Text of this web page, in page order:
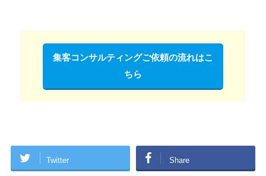
集客コンサルティングご依頼の流れはこ
ちら
Twitter Share